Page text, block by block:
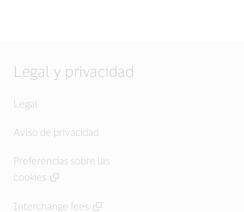
Legal y privacidad
Legal
Aviso de privacidad
Preferencias sobre las
cookies
Interchange fees